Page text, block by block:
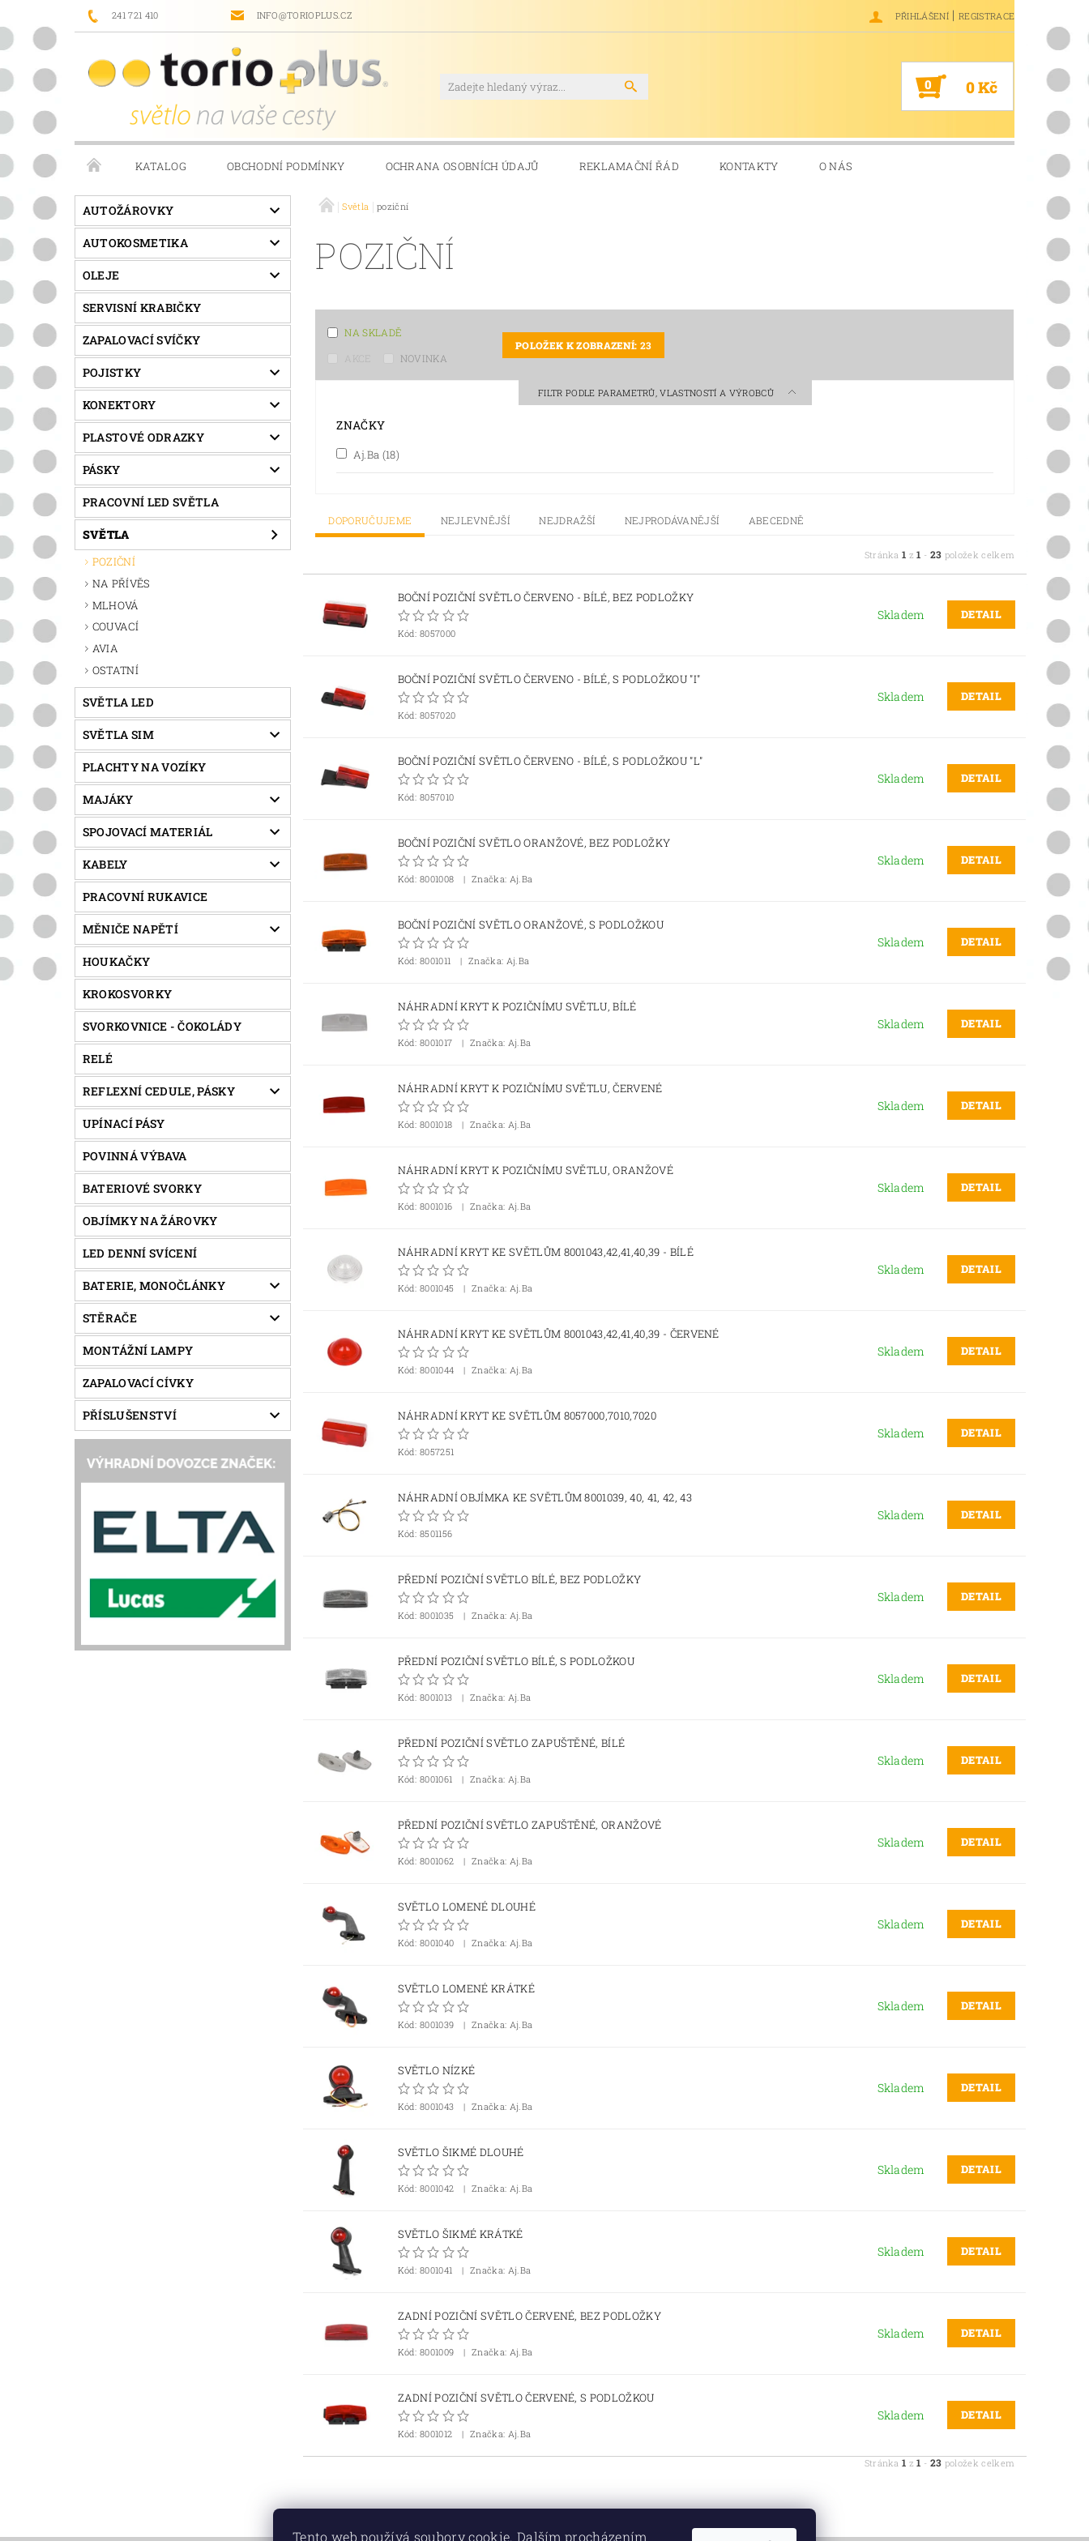
241 721 410 INFO@TORIOPLUS.CZ PŘIHLÁŠENÍ | REGISTRACE
0 0 Kč
KATALOG OBCHODNÍ PODMÍNKY OCHRANA OSOBNÍCH ÚDAJŮ REKLAMAČNÍ ŘÁD KONTAKTY O NÁS
PRODÁVANÉ ZNAČKY NAPIŠTE NÁM
AUTOŽÁROVKY
AUTOKOSMETIKA
OLEJE
SERVISNÍ KRABIČKY
ZAPALOVACÍ SVÍČKY
POJISTKY
KONEKTORY
PLASTOVÉ ODRAZKY
PÁSKY
PRACOVNÍ LED SVĚTLA
SVĚTLA
POZIČNÍ
NA PŘÍVĚS
MLHOVÁ
COUVACÍ
AVIA
OSTATNÍ
SVĚTLA LED
SVĚTLA SIM
PLACHTY NA VOZÍKY
MAJÁKY
SPOJOVACÍ MATERIÁL
KABELY
PRACOVNÍ RUKAVICE
MĚNIČE NAPĚTÍ
HOUKAČKY
KROKOSVORKY
SVORKOVNICE - ČOKOLÁDY
RELÉ
REFLEXNÍ CEDULE, PÁSKY
UPÍNACÍ PÁSY
POVINNÁ VÝBAVA
BATERIOVÉ SVORKY
OBJÍMKY NA ŽÁROVKY
LED DENNÍ SVÍCENÍ
BATERIE, MONOČLÁNKY
STĚRAČE
MONTÁŽNÍ LAMPY
ZAPALOVACÍ CÍVKY
PŘÍSLUŠENSTVÍ
Světla poziční
POZIČNÍ
NA SKLADĚ
NOVINKA
POLOŽEK K ZOBRAZENÍ: 23
FILTR PODLE PARAMETRŮ, VLASTNOSTÍ A VÝROBCŮ
ZNAČKY
Aj.Ba (18)
DOPORUČUJEME NEJLEVNĚJŠÍ NEJDRAŽŠÍ NEJPRODÁVANĚJŠÍ ABECEDNĚ
Stránka1 z1 - 23 položek celkem
BOČNÍ POZIČNÍ SVĚTLO ČERVENO - BÍLÉ, BEZ PODLOŽKY
Kód:8057000
Skladem DETAIL
BOČNÍ POZIČNÍ SVĚTLO ČERVENO - BÍLÉ, S PODLOŽKOU "I"
Kód:8057020
Skladem DETAIL
BOČNÍ POZIČNÍ SVĚTLO ČERVENO - BÍLÉ, S PODLOŽKOU "L"
Kód:8057010
Skladem DETAIL
BOČNÍ POZIČNÍ SVĚTLO ORANŽOVÉ, BEZ PODLOŽKY
Kód:8001008 Značka: Aj.Ba
Skladem DETAIL
BOČNÍ POZIČNÍ SVĚTLO ORANŽOVÉ, S PODLOŽKOU
Kód:8001011 Značka: Aj.Ba
Skladem DETAIL
NÁHRADNÍ KRYT K POZIČNÍMU SVĚTLU, BÍLÉ
Kód:8001017 Značka: Aj.Ba
Skladem DETAIL
NÁHRADNÍ KRYT K POZIČNÍMU SVĚTLU, ČERVENÉ
Kód:8001018 Značka: Aj.Ba
Skladem DETAIL
NÁHRADNÍ KRYT K POZIČNÍMU SVĚTLU, ORANŽOVÉ
Kód:8001016 Značka: Aj.Ba
Skladem DETAIL
NÁHRADNÍ KRYT KE SVĚTLŮM 8001043,42,41,40,39 - BÍLÉ
Kód:8001045 Značka: Aj.Ba
Skladem DETAIL
NÁHRADNÍ KRYT KE SVĚTLŮM 8001043,42,41,40,39 - ČERVENÉ
Kód:8001044 Značka: Aj.Ba
Skladem DETAIL
NÁHRADNÍ KRYT KE SVĚTLŮM 8057000,7010,7020
Kód:8057251
Skladem DETAIL
NÁHRADNÍ OBJÍMKA KE SVĚTLŮM 8001039, 40, 41, 42, 43
Kód:8501156
Skladem DETAIL
PŘEDNÍ POZIČNÍ SVĚTLO BÍLÉ, BEZ PODLOŽKY
Kód:8001035 Značka: Aj.Ba
Skladem DETAIL
PŘEDNÍ POZIČNÍ SVĚTLO BÍLÉ, S PODLOŽKOU
Kód:8001013 Značka: Aj.Ba
Skladem DETAIL
PŘEDNÍ POZIČNÍ SVĚTLO ZAPUŠTĚNÉ, BÍLÉ
Kód:8001061 Značka: Aj.Ba
Skladem DETAIL
PŘEDNÍ POZIČNÍ SVĚTLO ZAPUŠTĚNÉ, ORANŽOVÉ
Kód:8001062 Značka: Aj.Ba
Skladem DETAIL
SVĚTLO LOMENÉ DLOUHÉ
Kód:8001040 Značka: Aj.Ba
Skladem DETAIL
SVĚTLO LOMENÉ KRÁTKÉ
Kód:8001039 Značka: Aj.Ba
Skladem DETAIL
SVĚTLO NÍZKÉ
Kód:8001043 Značka: Aj.Ba
Skladem DETAIL
SVĚTLO ŠIKMÉ DLOUHÉ
Kód:8001042 Značka: Aj.Ba
Skladem DETAIL
SVĚTLO ŠIKMÉ KRÁTKÉ
Kód:8001041 Značka: Aj.Ba
Skladem DETAIL
ZADNÍ POZIČNÍ SVĚTLO ČERVENÉ, BEZ PODLOŽKY
Kód:8001009 Značka: Aj.Ba
Skladem DETAIL
ZADNÍ POZIČNÍ SVĚTLO ČERVENÉ, S PODLOŽKOU
Kód:8001012 Značka: Aj.Ba
Skladem DETAIL
Stránka1 z1 - 23 položek celkem
Tento web používá soubory cookie. Dalším procházením